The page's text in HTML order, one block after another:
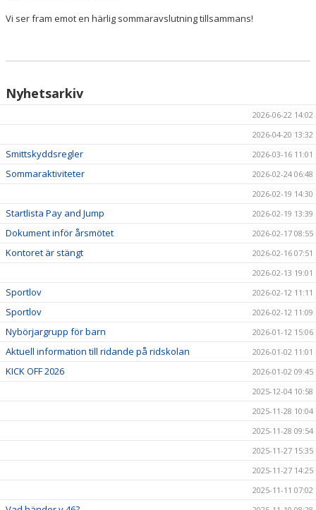
Vi ser fram emot en härlig sommaravslutning tillsammans!
Nyhetsarkiv
2026-06-22 14:02
2026-04-20 13:32
Smittskyddsregler 2026-03-16 11:01
Sommaraktiviteter
2026-02-24 06:48
2026-02-19 14:30
Startlista Pay and Jump 2026-02-19 13:39
Dokument inför årsmötet 2026-02-17 08:55
Kontoret är stängt
2026-02-16 07:51
2026-02-13 19:01
Sportlov 2026-02-12 11:11
Sportlov 2026-02-12 11:09
Nybörjargrupp för barn 2026-01-12 15:06
Aktuell information till ridande på ridskolan 2026-01-02 11:01
KICK OFF 2026
2026-01-02 09:45
2025-12-04 10:58
2025-11-28 10:04
2025-11-28 09:54
2025-11-27 15:35
2025-11-27 14:25
2025-11-11 07:02